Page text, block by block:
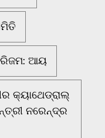
ଆୟ
କ୍ୟାଥେଡ୍ରାଲ୍
ନରେନ୍ଦ୍ର